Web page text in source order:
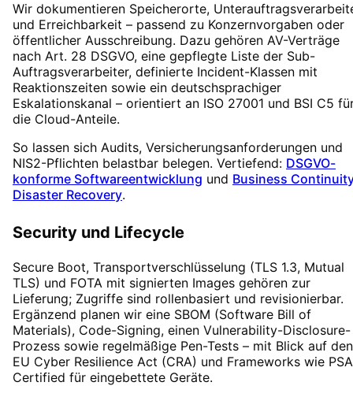
Wir dokumentieren Speicherorte,
und Erreichbarkeit – passend zu Konzernvorgaben oder
öffentlicher Ausschreibung. Dazu gehören AV-Verträge
nach Art. 28 DSGVO, eine gepflegte Liste der Sub-
Auftragsverarbeiter, definierte Incident-Klassen mit
Reaktionszeiten sowie ein deutschsprachiger
Eskalationskanal – orientiert an ISO 27001 und BSI C5
die Cloud-Anteile.
So lassen sich Audits, Versicherungsanforderungen und
NIS2-Pflichten belastbar belegen. Vertiefend: DSGVO-
konforme Softwareentwicklung und Business
Disaster Recovery.
Security und Lifecycle
Secure Boot, Transportverschlüsselung (TLS 1.3, Mutual
TLS) und FOTA mit signierten Images gehören zur
Lieferung; Zugriffe sind rollenbasiert und revisionierbar.
Ergänzend planen wir eine SBOM (Software Bill of
Materials), Code-Signing, einen Vulnerability-Disclosure-
Prozess sowie regelmäßige Pen-Tests – mit Blick auf den
EU Cyber Resilience Act (CRA) und Frameworks wie PSA
Certified für eingebettete Geräte.